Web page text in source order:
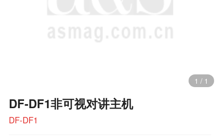
1 / 1
DF-DF1非可视对讲主机
DF-DF1